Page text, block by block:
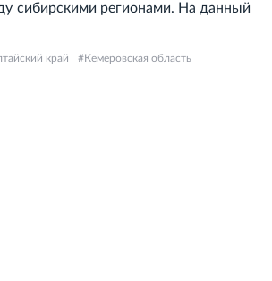
сибирскими регионами. На данный
край
Кемеровская область